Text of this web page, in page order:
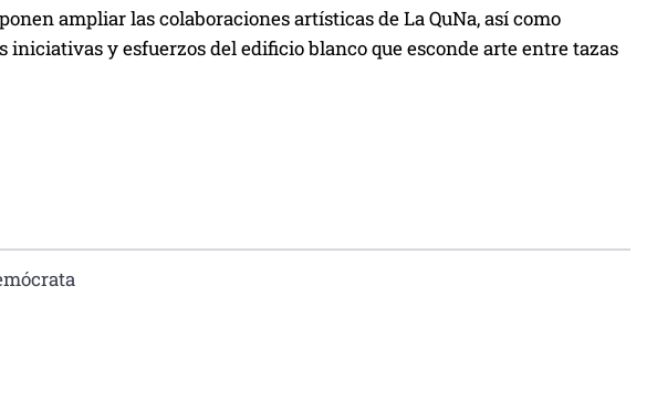
ampliar las colaboraciones artísticas de La QuNa, así como
y esfuerzos del edificio blanco que esconde arte entre tazas